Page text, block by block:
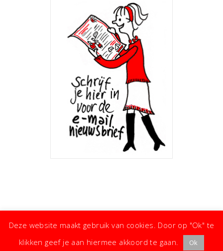
Deze website maakt gebruik van cookies. Door op "Ok" te
klikken geef je aan hiermee akkoord te gaan.
Ok